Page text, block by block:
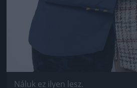
Náluk ez ilyen lesz.